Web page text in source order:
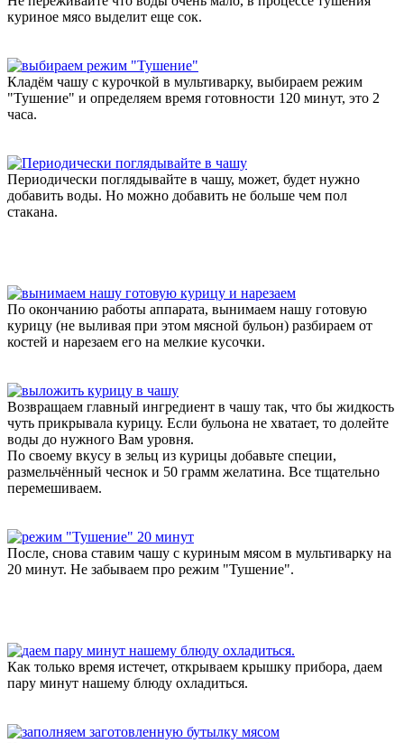
куриное мясо выделит еще сок.
Кладём чашу с курочкой в мультиварку, выбираем режим
"Тушение" и определяем время готовности 120 минут, это 2
часа.
Периодически поглядывайте в чашу, может, будет нужно
добавить воды. Но можно добавить не больше чем пол
стакана.
По окончанию работы аппарата, вынимаем нашу готовую
курицу (не выливая при этом мясной бульон) разбираем от
костей и нарезаем его на мелкие кусочки.
Возвращаем главный ингредиент в чашу так, что бы жидкость
чуть прикрывала курицу. Если бульона не хватает, то долейте
воды до нужного Вам уровня.
По своему вкусу в зельц из курицы добавьте специи,
размельчённый чеснок и 50 грамм желатина. Все тщательно
перемешиваем.
После, снова ставим чашу с куриным мясом в мультиварку на
20 минут. Не забываем про режим "Тушение".
Как только время истечет, открываем крышку прибора, даем
пару минут нашему блюду охладиться.